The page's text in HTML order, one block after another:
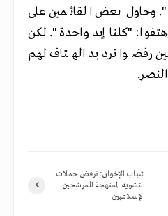
وحاول بعض القائمين على
"كلنا إيد واحدة". لكن
رفضوا ترديد الهتاف لهم
شباب الإخوان: نرفض حملات
التشويه الممنهجة للمرشحين
الإسلاميين